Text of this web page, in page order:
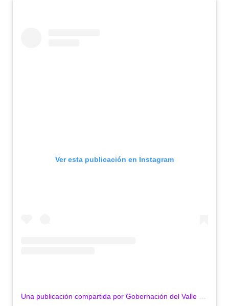
Ver esta publicación en Instagram
Una publicación compartida por Gobernación del Valle (@gobvalle)